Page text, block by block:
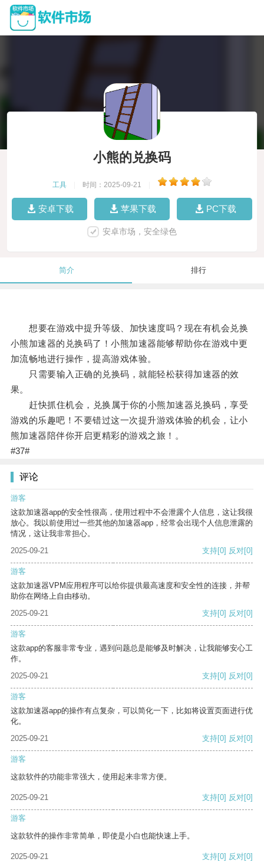
小熊的兑换码
工具 时间：2025-09-21
安卓下载 苹果下载 PC下载
安卓市场，安全绿色
简介 排行
想要在游戏中提升等级、加快速度吗？现在有机会兑换
小熊加速器的兑换码了！小熊加速器能够帮助你在游戏中更
加流畅地进行操作，提高游戏体验。
只需要输入正确的兑换码，就能轻松获得加速器的效
果。
赶快抓住机会，兑换属于你的小熊加速器兑换码，享受
游戏的乐趣吧！不要错过这一次提升游戏体验的机会，让小
熊加速器陪伴你开启更精彩的游戏之旅！。
#37#
评论
游客
这款加速器app的安全性很高，使用过程中不会泄露个人信息，这让我很
放心。我以前使用过一些其他的加速器app，经常会出现个人信息泄露的
情况，这让我非常担心。
2025-09-21
支持[0] 反对[0]
游客
这款加速器VPM应用程序可以给你提供最高速度和安全性的连接，并帮
助你在网络上自由移动。
2025-09-21
支持[0] 反对[0]
游客
这款app的客服非常专业，遇到问题总是能够及时解决，让我能够安心工
作。
2025-09-21
支持[0] 反对[0]
游客
这款加速器app的操作有点复杂，可以简化一下，比如将设置页面进行优
化。
2025-09-21
支持[0] 反对[0]
游客
这款软件的功能非常强大，使用起来非常方便。
2025-09-21 支持[0] 反对[0]
游客
这款软件的操作非常简单，即使是小白也能快速上手。
2025-09-21 支持[0] 反对[0]